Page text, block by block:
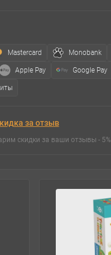
Mastercard Monobank
Apple Pay Google Pay
за отзыв
скидки за ваши отзывы - 5%